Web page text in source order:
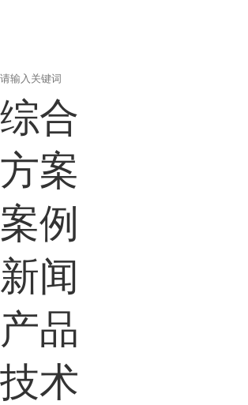
综合
方案
案例
新闻
产品
技术